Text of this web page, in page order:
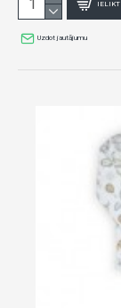
IELIKT
Uzdot jautājumu